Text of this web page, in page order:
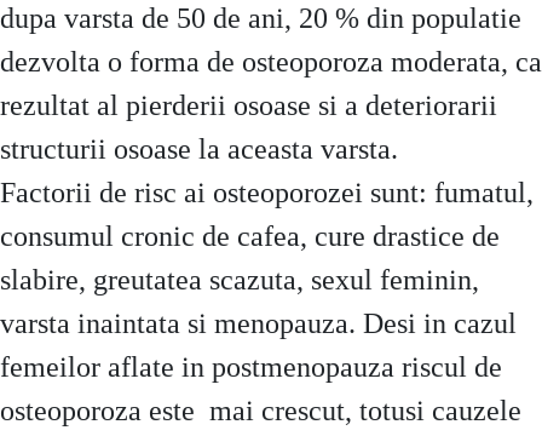
dupa varsta de 50 de ani, 20 % din populatie
dezvolta o forma de osteoporoza moderata, ca
rezultat al pierderii osoase si a deteriorarii
structurii osoase la aceasta varsta.
Factorii de risc ai osteoporozei sunt: fumatul,
consumul cronic de cafea, cure drastice de
slabire, greutatea scazuta, sexul feminin,
varsta inaintata si menopauza. Desi in cazul
femeilor aflate in postmenopauza riscul de
osteoporoza este mai crescut, totusi cauzele